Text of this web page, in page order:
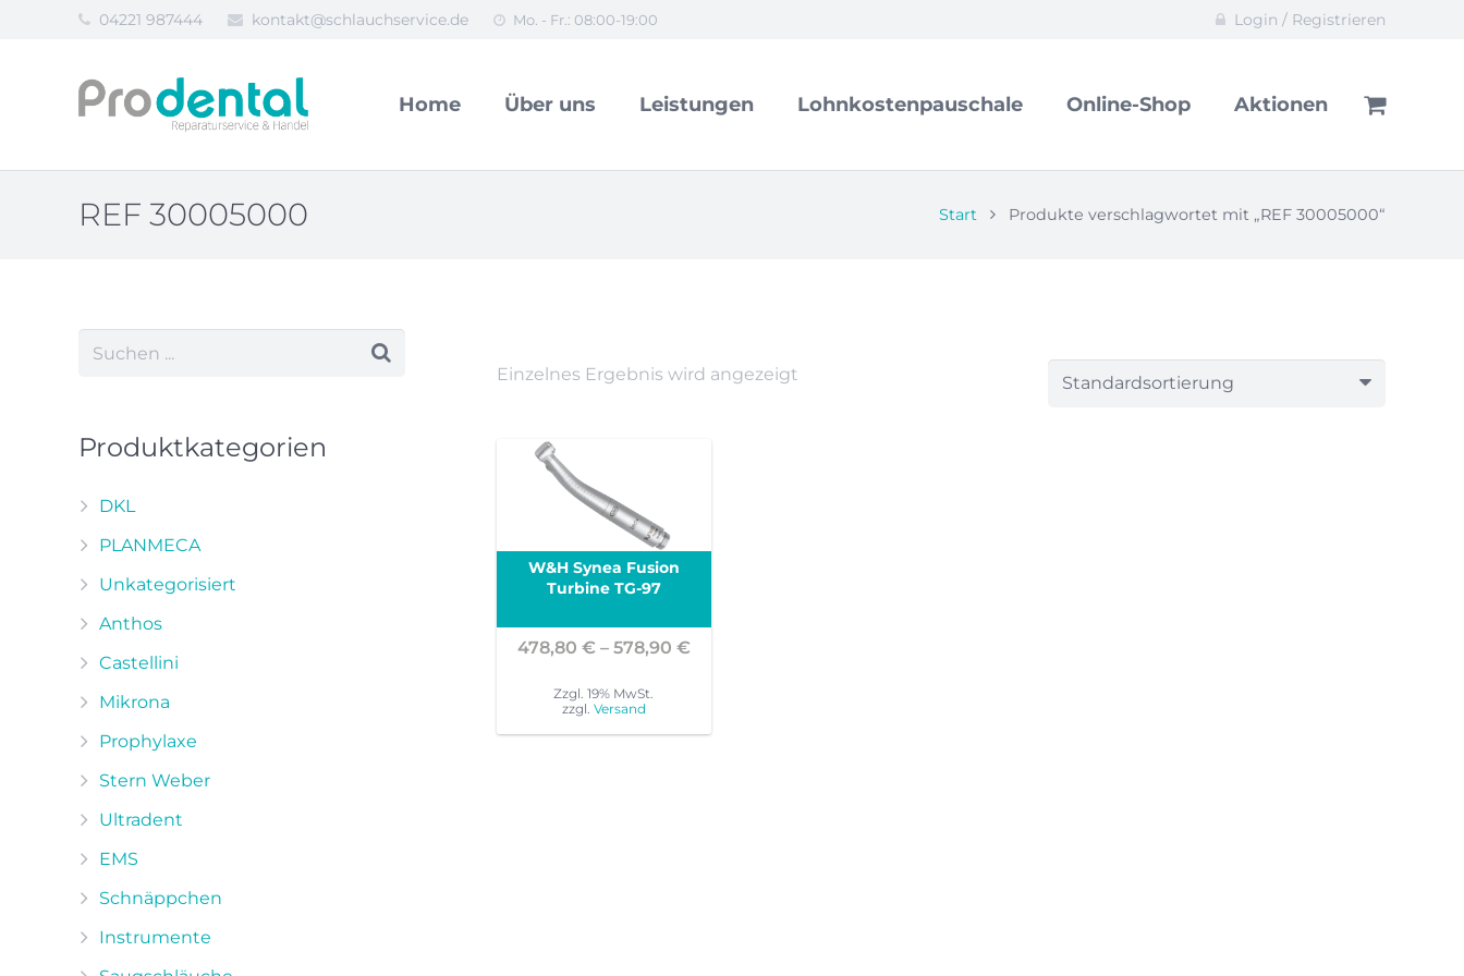
04221 987444 kontakt@schlauchservice.de Mo. - Fr.: 08:00-19:00 Login / Registrieren
Home Über uns Leistungen Lohnkostenpauschale Online-Shop Aktionen
REF 30005000 Start Produkte verschlagwortet mit „REF 30005000“
Einzelnes Ergebnis wird angezeigt
W&H Synea Fusion
Turbine TG-97
478,80 € – 578,90 €Preisspanne:
Zzgl. 19% MwSt.
zzgl. Versand
Produktkategorien
DKL
PLANMECA
Unkategorisiert
Anthos
Castellini
Mikrona
Prophylaxe
Stern Weber
Ultradent
EMS
Schnäppchen
Instrumente